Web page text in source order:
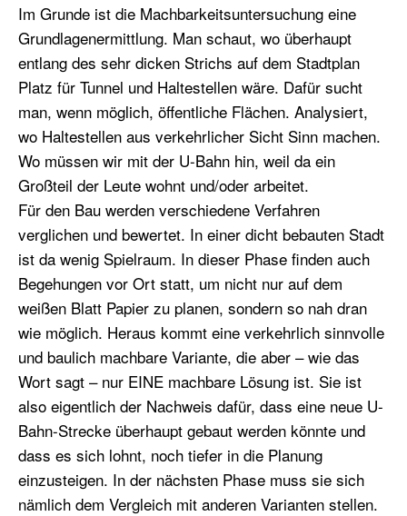
Im Grunde ist die Machbarkeitsuntersuchung eine
Grundlagenermittlung. Man schaut, wo überhaupt
entlang des sehr dicken Strichs auf dem Stadtplan
Platz für Tunnel und Haltestellen wäre. Dafür sucht
man, wenn möglich, öffentliche Flächen. Analysiert,
wo Haltestellen aus verkehrlicher Sicht Sinn machen.
Wo müssen wir mit der U-Bahn hin, weil da ein
Großteil der Leute wohnt und/oder arbeitet.
Für den Bau werden verschiedene Verfahren
verglichen und bewertet. In einer dicht bebauten Stadt
ist da wenig Spielraum. In dieser Phase finden auch
Begehungen vor Ort statt, um nicht nur auf dem
weißen Blatt Papier zu planen, sondern so nah dran
wie möglich. Heraus kommt eine verkehrlich sinnvolle
und baulich machbare Variante, die aber – wie das
Wort sagt – nur EINE machbare Lösung ist. Sie ist
also eigentlich der Nachweis dafür, dass eine neue U-
Bahn-Strecke überhaupt gebaut werden könnte und
dass es sich lohnt, noch tiefer in die Planung
einzusteigen. In der nächsten Phase muss sie sich
nämlich dem Vergleich mit anderen Varianten stellen.